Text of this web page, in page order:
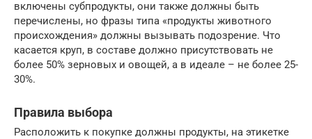
включены субпродукты, они также должны быть
перечислены, но фразы типа «продукты животного
происхождения» должны вызывать подозрение. Что
касается круп, в составе должно присутствовать не
более 50% зерновых и овощей, а в идеале – не более 25-
30%.
Правила выбора
Расположить к покупке должны продукты, на этикетке